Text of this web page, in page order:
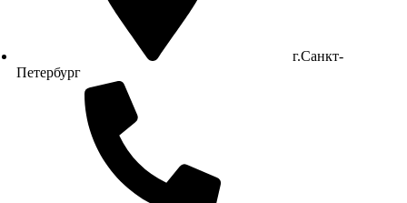
г.Санкт-
Петербург